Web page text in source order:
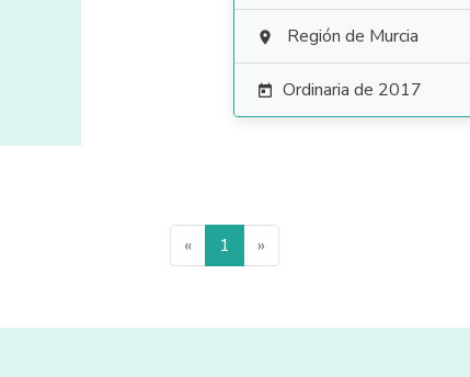
 Región de Murcia
 Ordinaria de 2017
« 1 »